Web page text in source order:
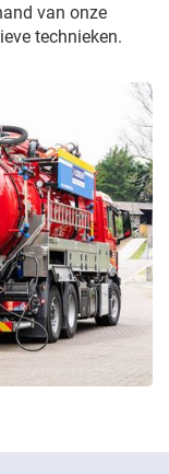
van onze
technieken.